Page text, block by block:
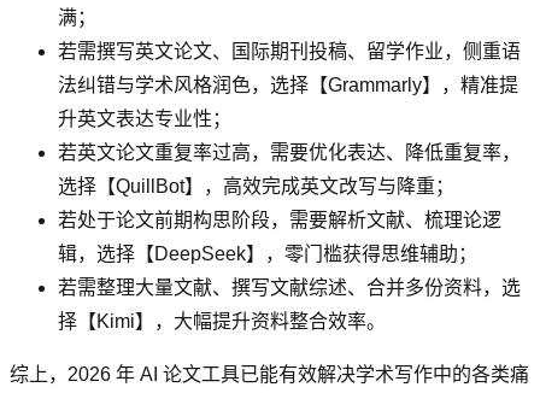
满；
若需撰写英文论文、国际期刊投稿、留学作业，侧重语
法纠错与学术风格润色，选择【Grammarly】，精准提
升英文表达专业性；
若英文论文重复率过高，需要优化表达、降低重复率，
选择【QuillBot】，高效完成英文改写与降重；
若处于论文前期构思阶段，需要解析文献、梳理论逻
辑，选择【DeepSeek】，零门槛获得思维辅助；
若需整理大量文献、撰写文献综述、合并多份资料，选
择【Kimi】，大幅提升资料整合效率。
综上，2026 年 AI 论文工具已能有效解决学术写作中的各类痛